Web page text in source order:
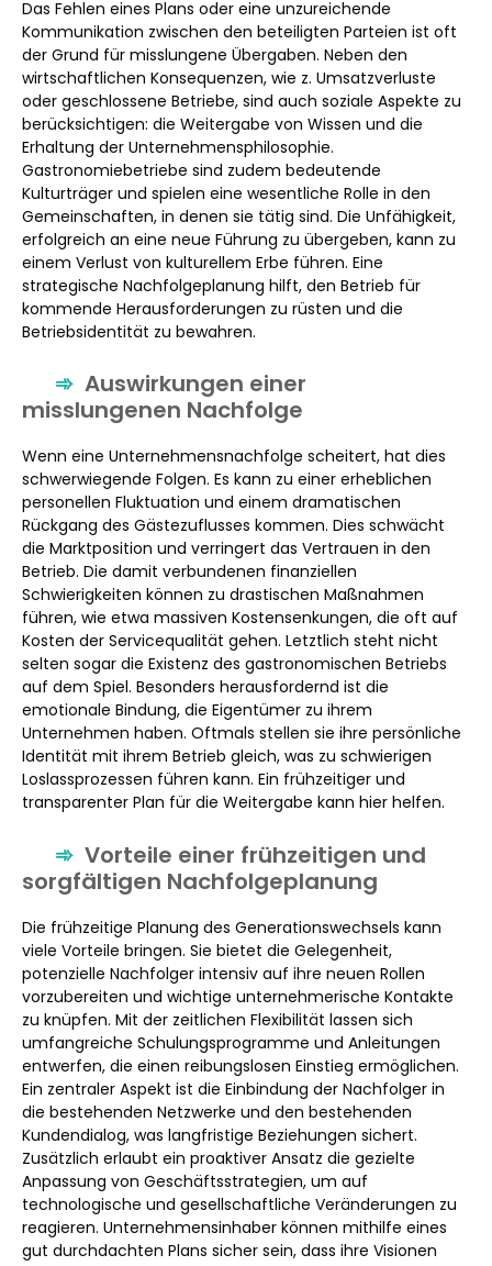
Das Fehlen eines Plans oder eine unzureichende
Kommunikation zwischen den beteiligten Parteien ist oft
der Grund für misslungene Übergaben. Neben den
wirtschaftlichen Konsequenzen, wie z. Umsatzverluste
oder geschlossene Betriebe, sind auch soziale Aspekte zu
berücksichtigen: die Weitergabe von Wissen und die
Erhaltung der Unternehmensphilosophie.
Gastronomiebetriebe sind zudem bedeutende
Kulturträger und spielen eine wesentliche Rolle in den
Gemeinschaften, in denen sie tätig sind. Die Unfähigkeit,
erfolgreich an eine neue Führung zu übergeben, kann zu
einem Verlust von kulturellem Erbe führen. Eine
strategische Nachfolgeplanung hilft, den Betrieb für
kommende Herausforderungen zu rüsten und die
Betriebsidentität zu bewahren.
Auswirkungen einer
misslungenen Nachfolge
Wenn eine Unternehmensnachfolge scheitert, hat dies
schwerwiegende Folgen. Es kann zu einer erheblichen
personellen Fluktuation und einem dramatischen
Rückgang des Gästezuflusses kommen. Dies schwächt
die Marktposition und verringert das Vertrauen in den
Betrieb. Die damit verbundenen finanziellen
Schwierigkeiten können zu drastischen Maßnahmen
führen, wie etwa massiven Kostensenkungen, die oft auf
Kosten der Servicequalität gehen. Letztlich steht nicht
selten sogar die Existenz des gastronomischen Betriebs
auf dem Spiel. Besonders herausfordernd ist die
emotionale Bindung, die Eigentümer zu ihrem
Unternehmen haben. Oftmals stellen sie ihre persönliche
Identität mit ihrem Betrieb gleich, was zu schwierigen
Loslassprozessen führen kann. Ein frühzeitiger und
transparenter Plan für die Weitergabe kann hier helfen.
Vorteile einer frühzeitigen und
sorgfältigen Nachfolgeplanung
Die frühzeitige Planung des Generationswechsels kann
viele Vorteile bringen. Sie bietet die Gelegenheit,
potenzielle Nachfolger intensiv auf ihre neuen Rollen
vorzubereiten und wichtige unternehmerische Kontakte
zu knüpfen. Mit der zeitlichen Flexibilität lassen sich
umfangreiche Schulungsprogramme und Anleitungen
entwerfen, die einen reibungslosen Einstieg ermöglichen.
Ein zentraler Aspekt ist die Einbindung der Nachfolger in
die bestehenden Netzwerke und den bestehenden
Kundendialog, was langfristige Beziehungen sichert.
Zusätzlich erlaubt ein proaktiver Ansatz die gezielte
Anpassung von Geschäftsstrategien, um auf
technologische und gesellschaftliche Veränderungen zu
reagieren. Unternehmensinhaber können mithilfe eines
gut durchdachten Plans sicher sein, dass ihre Visionen